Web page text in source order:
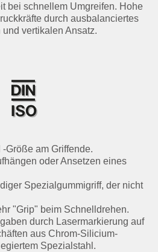
bei schnellem Umgreifen. Hohe
durch ausbalanciertes
vertikalen Ansatz.
Größe am Griffende.
oder Ansetzen eines
Spezialgummigriff, der nicht
"Grip" beim Schnelldrehen.
durch Lasermarkierung auf
aus Chrom-Silicium-
Spezialstahl.